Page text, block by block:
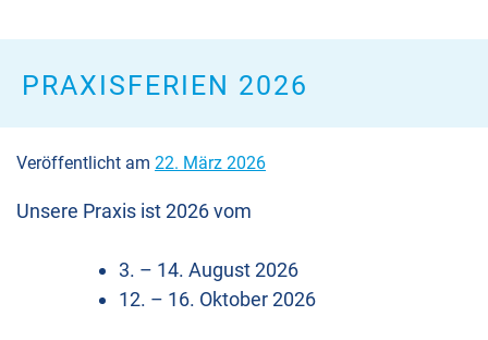
PRAXISFERIEN 2026
Veröffentlicht am 22. März 2026
Unsere Praxis ist 2026 vom
3. – 14. August 2026
12. – 16. Oktober 2026